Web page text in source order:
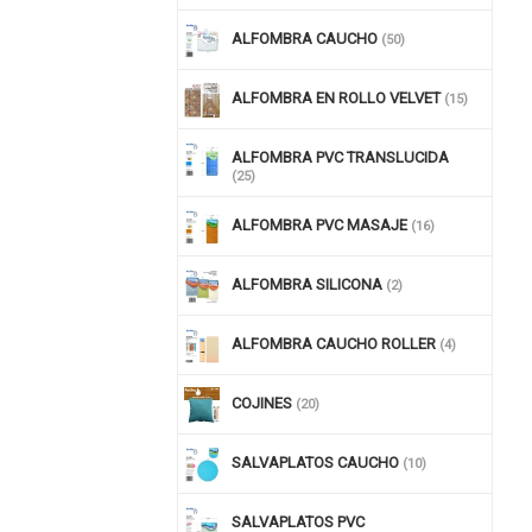
ALFOMBRA CAUCHO (50)
ALFOMBRA EN ROLLO VELVET (15)
ALFOMBRA PVC TRANSLUCIDA
(25)
ALFOMBRA PVC MASAJE (16)
ALFOMBRA SILICONA (2)
ALFOMBRA CAUCHO ROLLER (4)
COJINES (20)
SALVAPLATOS CAUCHO (10)
SALVAPLATOS PVC